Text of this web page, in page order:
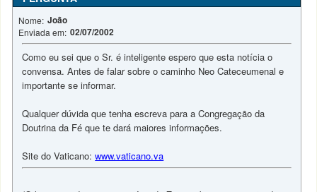
Nome: João
Enviada em: 02/07/2002
Como eu sei que o Sr. é inteligente espero que esta notícia o
convensa. Antes de falar sobre o caminho Neo Cateceumenal e
importante se informar.
Qualquer dúvida que tenha escreva para a Congregação da
Doutrina da Fé que te dará maiores informações.
Site do Vaticano:www.vaticano.va